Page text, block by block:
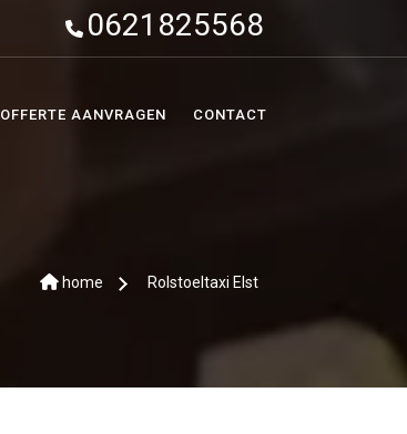
0621825568
OFFERTE AANVRAGEN CONTACT
home Rolstoeltaxi Elst